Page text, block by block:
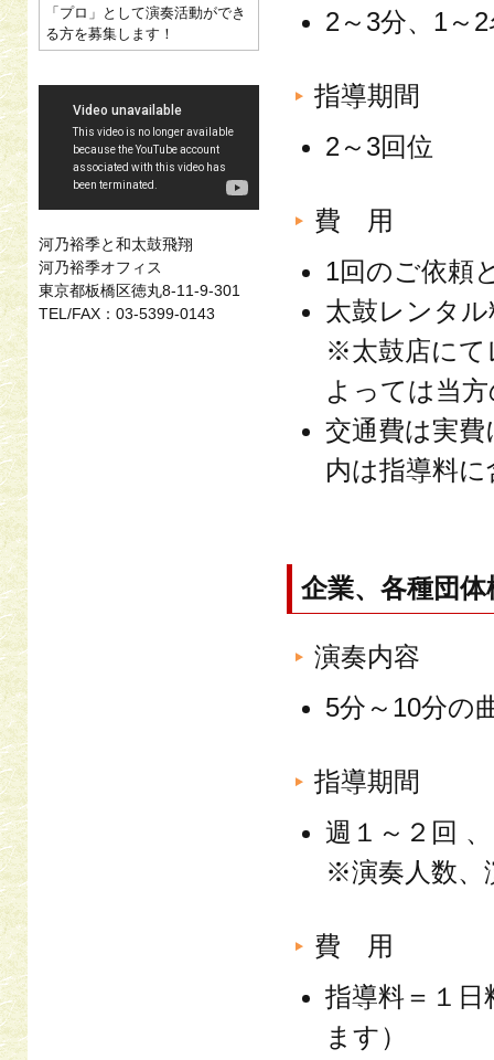
2～3分、1～
指導期間
2～3回位
費 用
1回のご依頼
太鼓レンタル
※太鼓店にて
よっては当
交通費は実
内は指導料
企業、各種団
演奏内容
5分～10分の
指導期間
週１～２回
※演奏人数、
費 用
指導料＝１日
ます）
「プロ」として演奏活動ができ
る方を募集します！
河乃裕季と和太鼓飛翔
河乃裕季オフィス
東京都板橋区徳丸8-11-9-301
TEL/FAX：03-5399-0143